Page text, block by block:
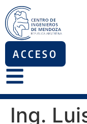
ACCESO
Ing.